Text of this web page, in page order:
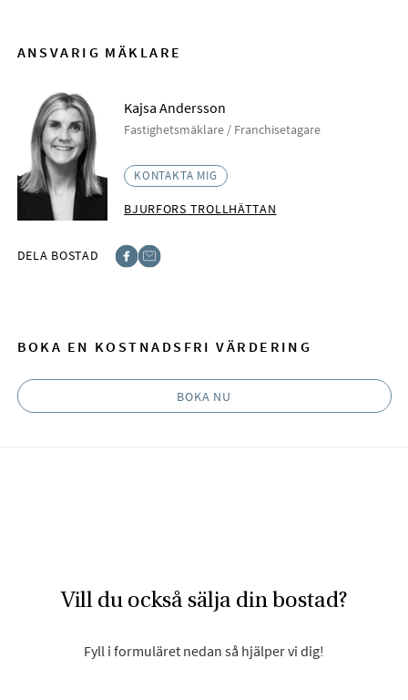
ANSVARIG MÄKLARE
Kajsa Andersson
Fastighetsmäklare / Franchisetagare
KONTAKTA MIG
BJURFORS TROLLHÄTTAN
DELA BOSTAD
BOKA EN KOSTNADSFRI VÄRDERING
BOKA NU
Vill du också sälja din bostad?
Fyll i formuläret nedan så hjälper vi dig!